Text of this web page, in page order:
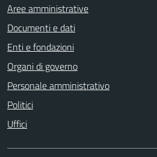
Aree amministrative
Documenti e dati
Enti e fondazioni
Organi di governo
Personale amministrativo
Politici
Uffici